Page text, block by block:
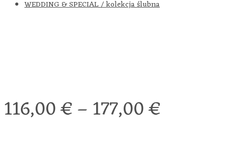
WEDDING & SPECIAL / kolekcja ślubna
116,00€–177,00€